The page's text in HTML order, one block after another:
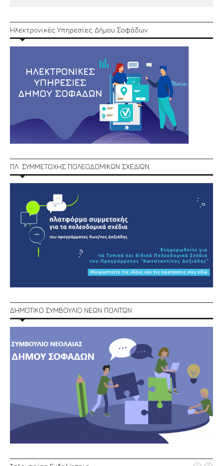
Ηλεκτρονικές Υπηρεσίες Δήμου Σοφάδων
ΠΛ. ΣΥΜΜΕΤΟΧΗΣ ΠΟΛΕΟΔΟΜΙΚΩΝ ΣΧΕΔΙΩΝ
ΔΗΜΟΤΙΚΟ ΣΥΜΒΟΥΛΙΟ ΝΕΩΝ ΠΟΛΙΤΩΝ